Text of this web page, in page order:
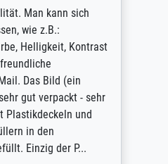
large and
refunded me